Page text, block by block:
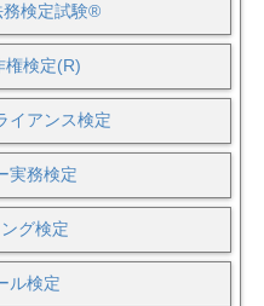
務検定試験®
権検定(R)
イアンス検定
実務検定
グ検定
ル検定